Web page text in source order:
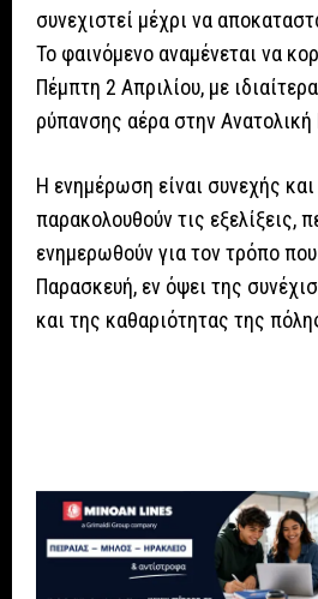
συνεχιστεί μέχρι να
Το φαινόμενο αναμένεται να
Πέμπτη 2 Απριλίου, με
ρύπανσης αέρα στην Ανατολική
Η ενημέρωση είναι συνεχής και
παρακολουθούν τις εξελίξεις,
ενημερωθούν για τον τρόπο
Παρασκευή, εν όψει της
και της καθαριότητας της